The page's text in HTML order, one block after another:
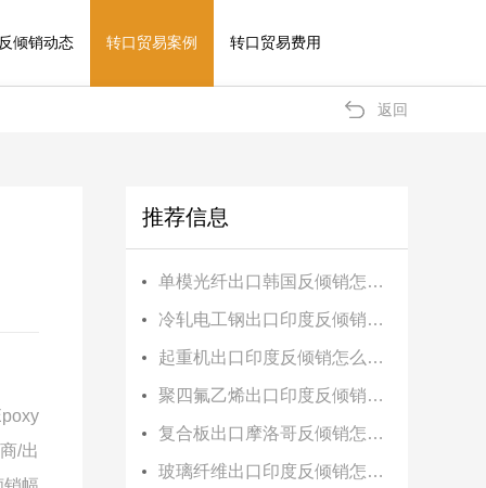
倾销动态 转口贸易案例 转口贸易费用
返回
/出
推荐信息
单模光纤出口韩国反倾销怎么办？
冷轧电工钢出口印度反倾销怎么办？
起重机出口印度反倾销怎么办？
聚四氟乙烯出口印度反倾销怎么办？
复合板出口摩洛哥反倾销怎么办？
玻璃纤维出口印度反倾销怎么办？